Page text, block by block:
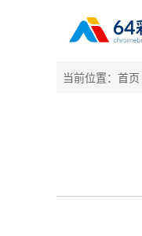
当前位置： 首页